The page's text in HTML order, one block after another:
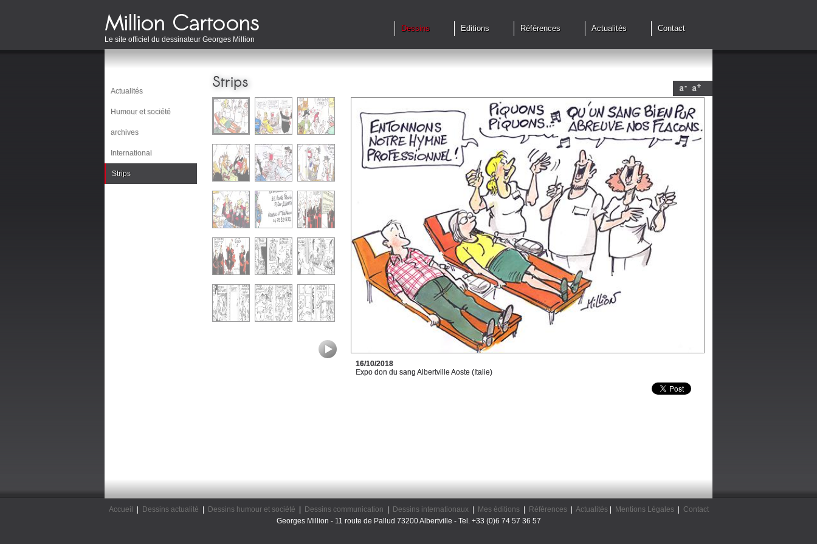
Le site officiel du dessinateur Georges Million
Dessins Editions Références Actualités Contact
Actualités
Humour et société
archives
International
Strips
Strips
16/10/2018
Expo don du sang Albertville Aoste (Italie)
Accueil Dessins actualité Dessins humour et société Dessins communication Dessins internationaux| Mes éditions| Références| Actualités| Mentions Légales|
Contact
Georges Million - 11 route de Pallud 73200 Albertville - Tel. +33 (0)6 74 57 36 57